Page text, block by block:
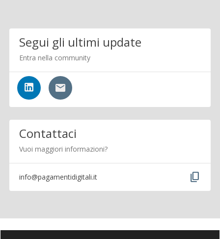
Segui gli ultimi update
Entra nella community
Contattaci
Vuoi maggiori informazioni?
info@pagamentidigitali.it content_copy